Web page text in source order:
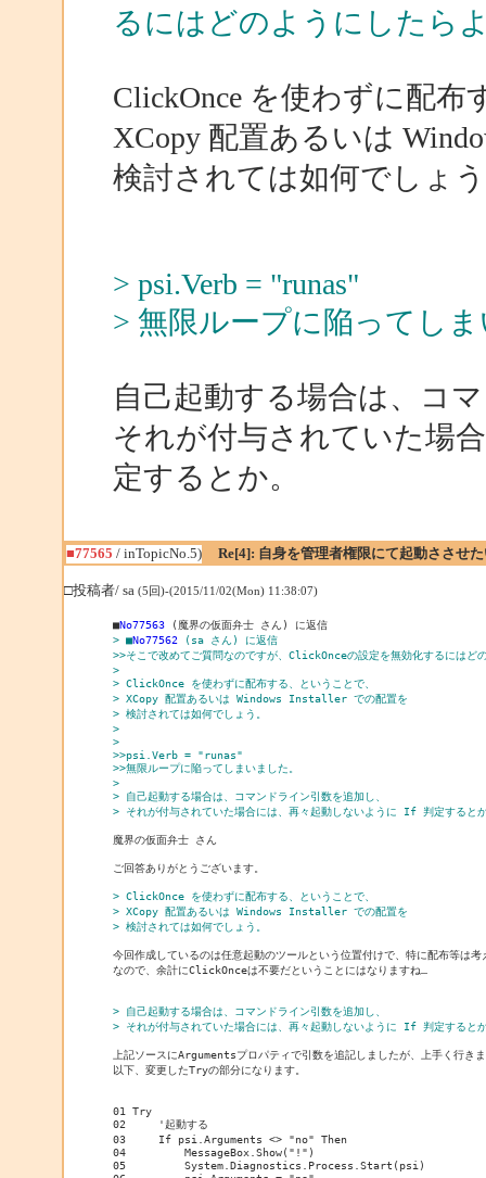
るにはどのようにしたら
ClickOnce を使わずに配
XCopy 配置あるいは
検討されては如何でしょ
> psi.Verb = "runas"
> 無限ループに陥ってし
自己起動する場合は、コ
それが付与されていた場
定するとか。
■77565 / inTopicNo.5) Re[4]: 自身を管理者権限にて起動ささせた
□投稿者/ sa (5回)-(2015/11/02(Mon) 11:38:07)
■No77563
(魔界の仮面弁士 さん) に返信
> ■No77562 (sa さん) に返信
>>そこで改めてご質問なのですが、ClickOnceの設定を無効化するにはど
>
> ClickOnce を使わずに配布する、ということで、
> XCopy 配置あるいは Windows Installer での配置を
> 検討されては如何でしょう。
>
>
>>psi.Verb = "runas"
>>無限ループに陥ってしまいました。
>
> 自己起動する場合は、コマンドライン引数を追加し、
> それが付与されていた場合には、再々起動しないように If 判定すると
魔界の仮面弁士 さん
ご回答ありがとうございます。
> ClickOnce を使わずに配布する、ということで、
> XCopy 配置あるいは Windows Installer での配置を
> 検討されては如何でしょう。
今回作成しているのは任意起動のツールという位置付けで、特に配布等は考
なので、余計にClickOnceは不要だということにはなりますね…
> 自己起動する場合は、コマンドライン引数を追加し、
> それが付与されていた場合には、再々起動しないように If 判定すると
上記ソースにArgumentsプロパティで引数を追記しましたが、上手く行き
以下、変更したTryの部分になります。
01 Try
02     '起動する
03     If psi.Arguments <> "no" Then
04         MessageBox.Show("!")
05         System.Diagnostics.Process.Start(psi)